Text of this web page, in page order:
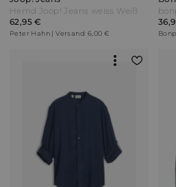
Hemd Joop! Jeans weiss Weiß
62,95 €
Peter Hahn | Versand: 6,00 €